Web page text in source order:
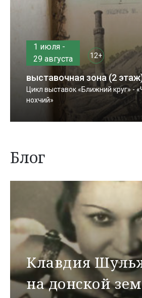
1 июля -
29 августа
12+
выставочная зона (2
Цикл выставок «Ближний круг» -
нохчий»
Блог
Клавдия
на донской